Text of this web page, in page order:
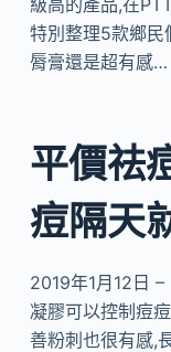
級高的產品,在
特別整理5款鄉民
脣膏還是超有感…
平價祛
痘隔天
2019年1月12日
凝膠可以控制痘
善粉刺也很有感,